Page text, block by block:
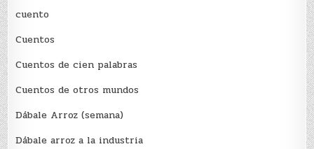
cuento
Cuentos
Cuentos de cien palabras
Cuentos de otros mundos
Dábale Arroz (semana)
Dábale arroz a la industria